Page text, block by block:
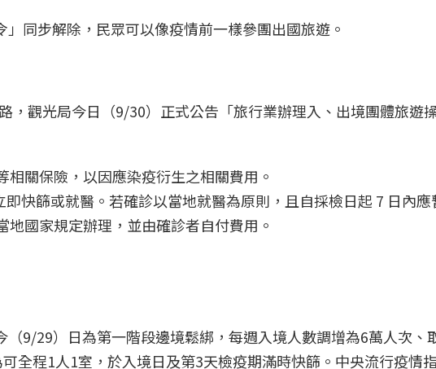
同步解除，民眾可以像疫情前一樣參團出國旅遊。
，觀光局今日（9/30）正式公告「旅行業辦理入、出境團體旅遊
關保險，以因應染疫衍生之相關費用。
即快篩或就醫。若確診以當地就醫為原則，且自採檢日起 7 日內應
國家規定辦理，並由確診者自付費用。
（9/29）日為第一階段邊境鬆綁，每週入境人數調增為6萬人次、
全程1人1室，於入境日及第3天檢疫期滿時快篩。中央流行疫情